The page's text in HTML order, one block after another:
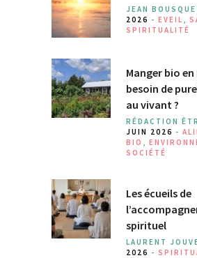
JEAN
2026 - EVEIL
SPIRITUALITÉ
Manger bio en
besoin de
au vivant ?
RÉDACTION
JUIN 2026 -
BIO
SOCIÉTÉ
Les écueils de
spirituel
LAURENT
2026 -